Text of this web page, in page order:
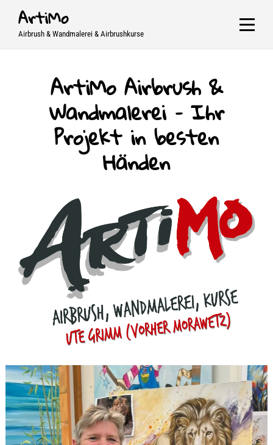
SkipArtiMo
Airbrush & Wandmalerei & Airbrushkurse
ArtiMo Airbrush &
Wandmalerei – Ihr
Projekt in besten
Händen